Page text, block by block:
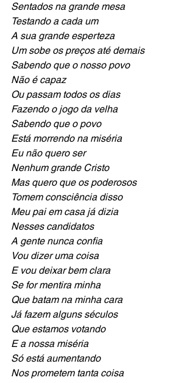
Sentados na grande mesa
Testando a cada um
A sua grande esperteza
Um sobe os preços até demais
Sabendo que o nosso povo
Não é capaz
Ou passam todos os dias
Fazendo o jogo da velha
Sabendo que o povo
Está morrendo na miséria
Eu não quero ser
Nenhum grande Cristo
Mas quero que os poderosos
Tomem consciência disso
Meu pai em casa já dizia
Nesses candidatos
A gente nunca confia
Vou dizer uma coisa
E vou deixar bem clara
Se for mentira minha
Que batam na minha cara
Já fazem alguns séculos
Que estamos votando
E a nossa miséria
Só está aumentando
Nos prometem tanta coisa